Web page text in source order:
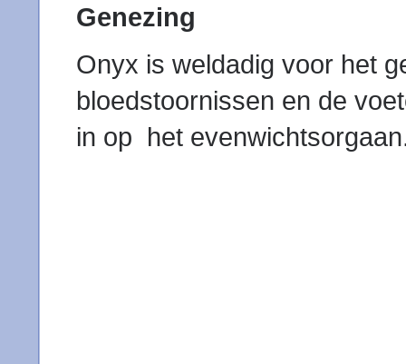
Genezing
Onyx is weldadig voor het
bloedstoornissen en de
in op het